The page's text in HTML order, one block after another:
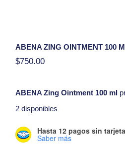
ABENA ZING OINTMENT 100
$750.00
ABENA Zing Ointment 100 ml
reparar la piel sensible e irritada
óxido de zinc al 20%.
Hola, tengo una duda con
ABENA Zing Ointment 100 ml
2 disponibles
Hasta 12 pagos sin tarjeta
Saber más